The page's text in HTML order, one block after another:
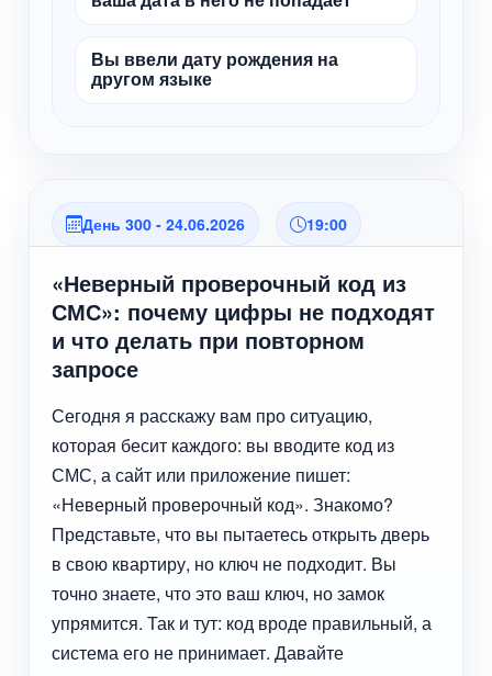
Вы ввели дату рождения на
другом языке
День 300 - 24.06.2026 19:00
«Неверный проверочный код из
СМС»: почему цифры не подходят
и что делать при повторном
запросе
Сегодня я расскажу вам про ситуацию,
которая бесит каждого: вы вводите код из
СМС, а сайт или приложение пишет:
«Неверный проверочный код». Знакомо?
Представьте, что вы пытаетесь открыть дверь
в свою квартиру, но ключ не подходит. Вы
точно знаете, что это ваш ключ, но замок
упрямится. Так и тут: код вроде правильный, а
система его не принимает. Давайте